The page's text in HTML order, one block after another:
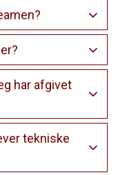
har afgivet
tekniske